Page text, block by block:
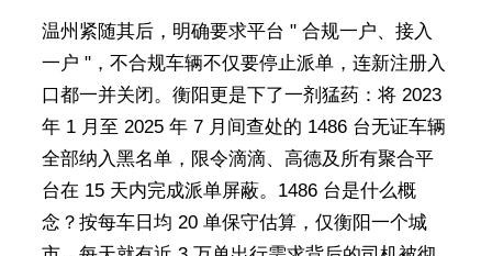
温州紧随其后，明确要求平台 " 合规一户、接入
一户 "，不合规车辆不仅要停止派单，连新注册入
口都一并关闭。衡阳更是下了一剂猛药：将 2023
年 1 月至 2025 年 7 月间查处的 1486 台无证车辆
全部纳入黑名单，限令滴滴、高德及所有聚合平
台在 15 天内完成派单屏蔽。1486 台是什么概
念？按每车日均 20 单保守估算，仅衡阳一个城